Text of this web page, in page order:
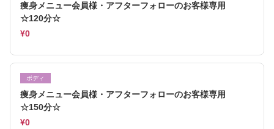
痩身メニュー会員様・アフターフォローのお客様専用
☆120分☆
¥0
ボディ
痩身メニュー会員様・アフターフォローのお客様専用
☆150分☆
¥0